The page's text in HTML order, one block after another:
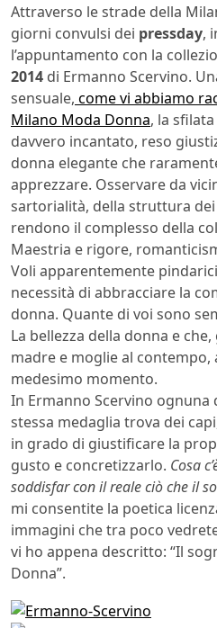
Attraverso le strade della
giorni convulsi dei pressday,
l’appuntamento con la
2014 di Ermanno Scervino.
sensuale, come vi abbiamo
Milano Moda Donna, la
davvero incantato, reso
donna elegante che
apprezzare. Osservare da
sartorialità, della struttura dei
rendono il complesso della
Maestria e rigore,
Voli apparentemente
necessità di abbracciare la
donna. Quante di voi sono
La bellezza della donna e
madre e moglie al contempo,
medesimo momento.
In Ermanno Scervino ognuna
stessa medaglia trova dei
in grado di giustificare la
gusto e concretizzarlo. Cosa
soddisfar con il reale ciò che il
mi consentite la poetica
immagini che tra poco
vi ho appena descritto: “Il
Donna”.